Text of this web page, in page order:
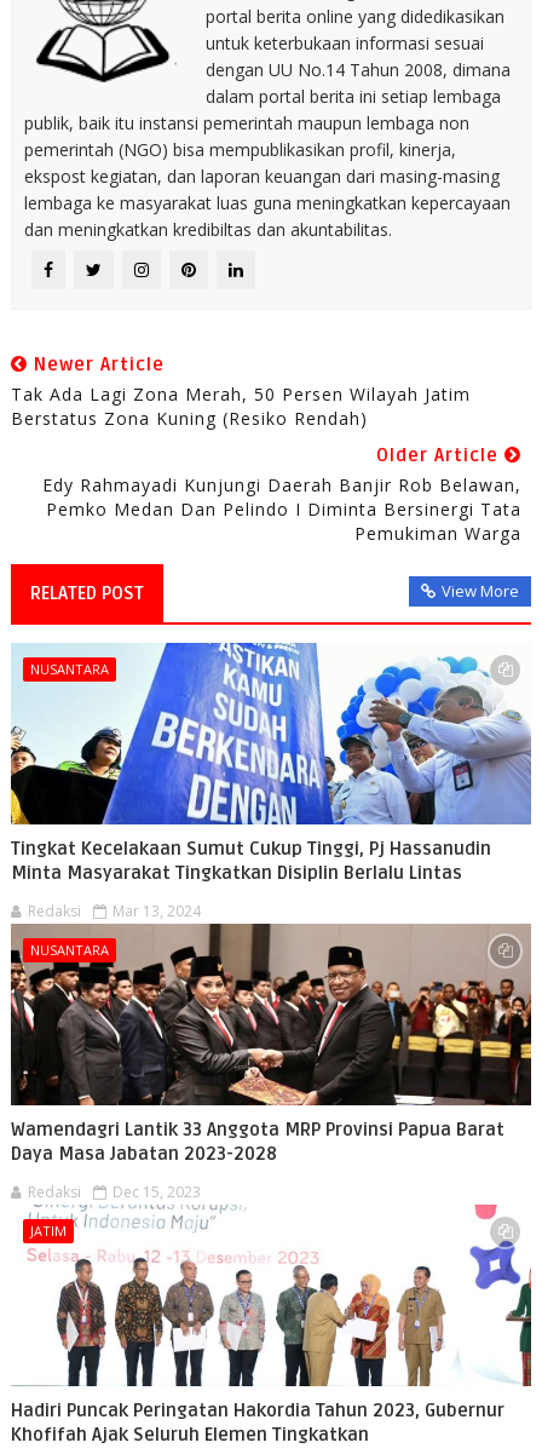
portal berita online yang didedikasikan
untuk keterbukaan informasi sesuai
dengan UU No.14 Tahun 2008, dimana
dalam portal berita ini setiap lembaga
publik, baik itu instansi pemerintah maupun lembaga non
pemerintah (NGO) bisa mempublikasikan profil, kinerja,
ekspost kegiatan, dan laporan keuangan dari masing-masing
lembaga ke masyarakat luas guna meningkatkan kepercayaan
dan meningkatkan kredibiltas dan akuntabilitas.
Newer Article
Tak Ada Lagi Zona Merah, 50 Persen Wilayah Jatim
Berstatus Zona Kuning (Resiko Rendah)
Older Article
Edy Rahmayadi Kunjungi Daerah Banjir Rob Belawan,
Pemko Medan Dan Pelindo I Diminta Bersinergi Tata
Pemukiman Warga
RELATED POST View More
NUSANTARA
Tingkat Kecelakaan Sumut Cukup Tinggi, Pj Hassanudin
Minta Masyarakat Tingkatkan Disiplin Berlalu Lintas
Redaksi Mar 13, 2024
NUSANTARA
Wamendagri Lantik 33 Anggota MRP Provinsi Papua Barat
Daya Masa Jabatan 2023-2028
Redaksi Dec 15, 2023
JATIM
Hadiri Puncak Peringatan Hakordia Tahun 2023, Gubernur
Khofifah Ajak Seluruh Elemen Tingkatkan